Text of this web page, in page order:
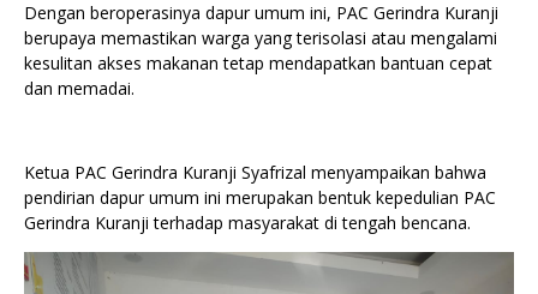
Dengan beroperasinya dapur umum ini, PAC Gerindra Kuranji
berupaya memastikan warga yang terisolasi atau mengalami
kesulitan akses makanan tetap mendapatkan bantuan cepat
dan memadai.
Ketua PAC Gerindra Kuranji Syafrizal menyampaikan bahwa
pendirian dapur umum ini merupakan bentuk kepedulian PAC
Gerindra Kuranji terhadap masyarakat di tengah bencana.